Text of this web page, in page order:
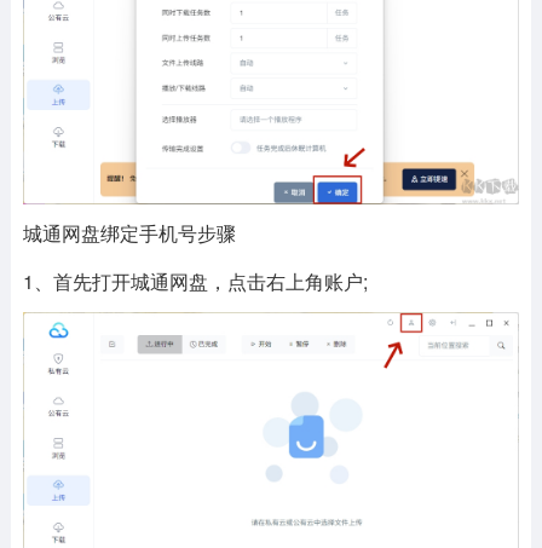
城通网盘绑定手机号步骤
1、首先打开城通网盘，点击右上角账户;